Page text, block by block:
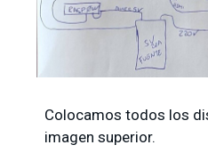
Colocamos todos los
imagen superior.